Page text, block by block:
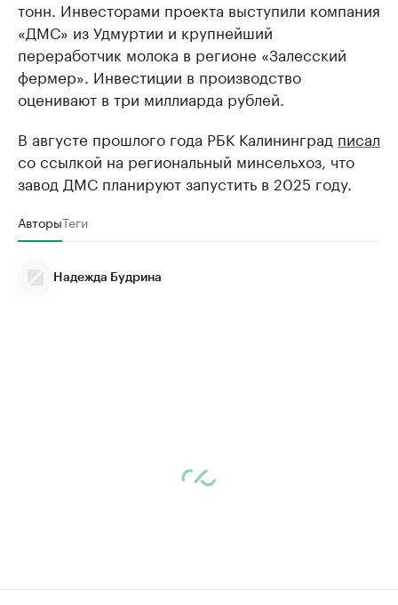
тонн. Инвесторами проекта выступили компания
«ДМС» из Удмуртии и крупнейший
переработчик молока в регионе «Залесский
фермер». Инвестиции в производство
оценивают в три миллиарда рублей.
В августе прошлого года РБК Калининград писал
со ссылкой на региональный минсельхоз, что
завод ДМС планируют запустить в 2025 году.
АвторыТеги
Надежда Будрина